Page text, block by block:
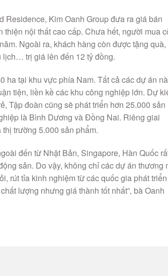
tại khu vực phía Nam. Tất cả các dự án này
tiện, liền kề các khu công nghiệp lớn. Dự
Tập đoàn cũng sẽ phát triển hơn 25.000 sản
là Bình Dương và Đồng Nai. Riêng giai
đến từ Nhật Bản, Singapore, Hàn Quốc
sản. Do vậy, không chỉ các dự án thương
rút tỉa kinh nghiệm từ các quốc gia phát triển
lượng nhưng giá thành tốt nhất”, bà Oanh